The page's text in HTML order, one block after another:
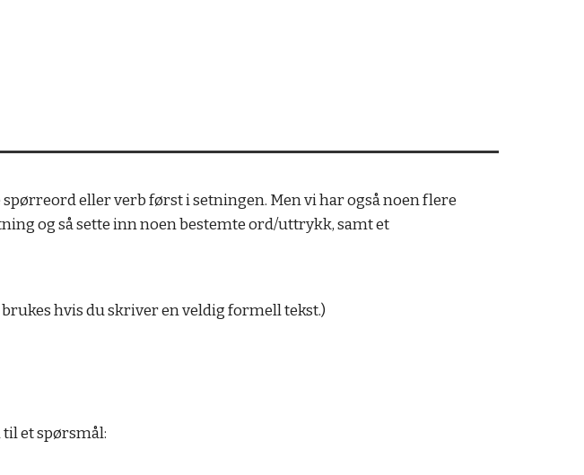
spørreord eller verb først i setningen. Men vi har også noen flere
og så sette inn noen bestemte ord/uttrykk, samt et
hvis du skriver en veldig formell tekst.)
et spørsmål: